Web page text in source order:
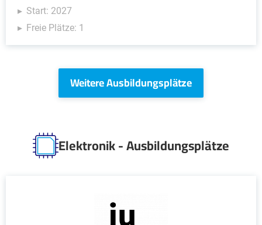
Start: 2027
Freie Plätze: 1
Weitere Ausbildungsplätze
Elektronik - Ausbildungsplätze